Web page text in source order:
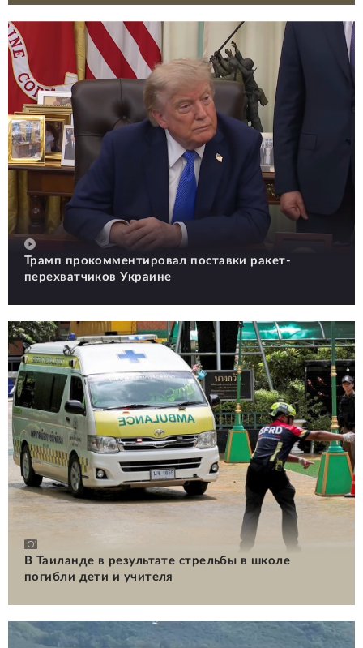
Трамп прокомментировал поставки ракет-
перехватчиков Украине
В Таиланде в результате стрельбы в школе
погибли дети и учителя